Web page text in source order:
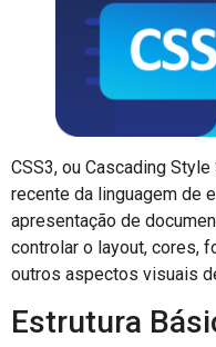
CSS3, ou Cascading
recente da linguagem de
apresentação de
controlar o layout, cores,
outros aspectos visuais
Estrutura